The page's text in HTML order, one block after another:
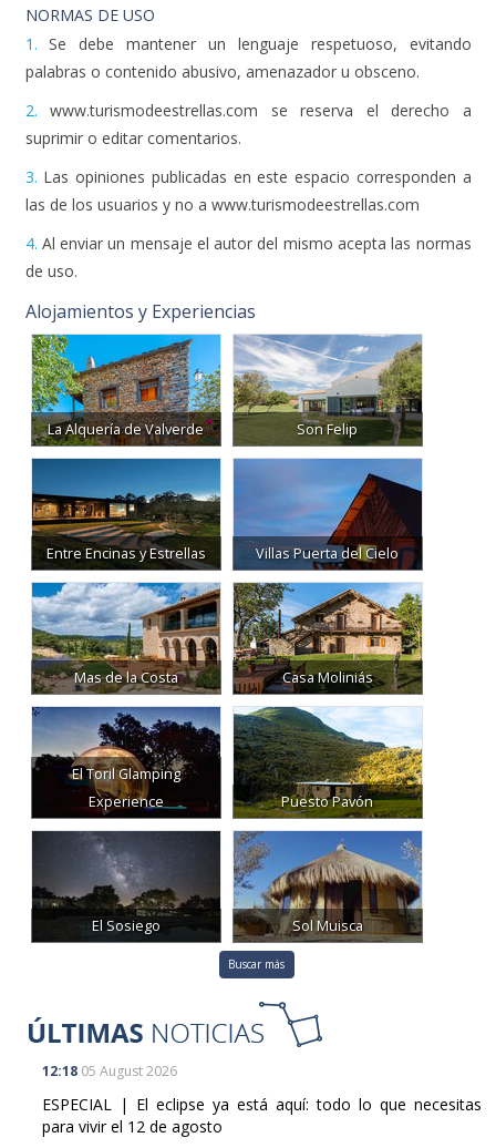
NORMAS DE USO
1. Se debe mantener un lenguaje respetuoso, evitando
palabras o contenido abusivo, amenazador u obsceno.
2. www.turismodeestrellas.com se reserva el derecho a
suprimir o editar comentarios.
3. Las opiniones publicadas en este espacio corresponden a
las de los usuarios y no a www.turismodeestrellas.com
4. Al enviar un mensaje el autor del mismo acepta las normas
de uso.
Alojamientos y Experiencias
La Alquería de Valverde Son Felip
Entre Encinas y Estrellas Villas Puerta del Cielo
Mas de la Costa Casa Moliniás
El Toril Glamping
Experience
Puesto Pavón
El Sosiego Sol Muisca
Buscar más
12:18 05 August 2026
ESPECIAL | El eclipse ya está aquí: todo lo que necesitas
para vivir el 12 de agosto